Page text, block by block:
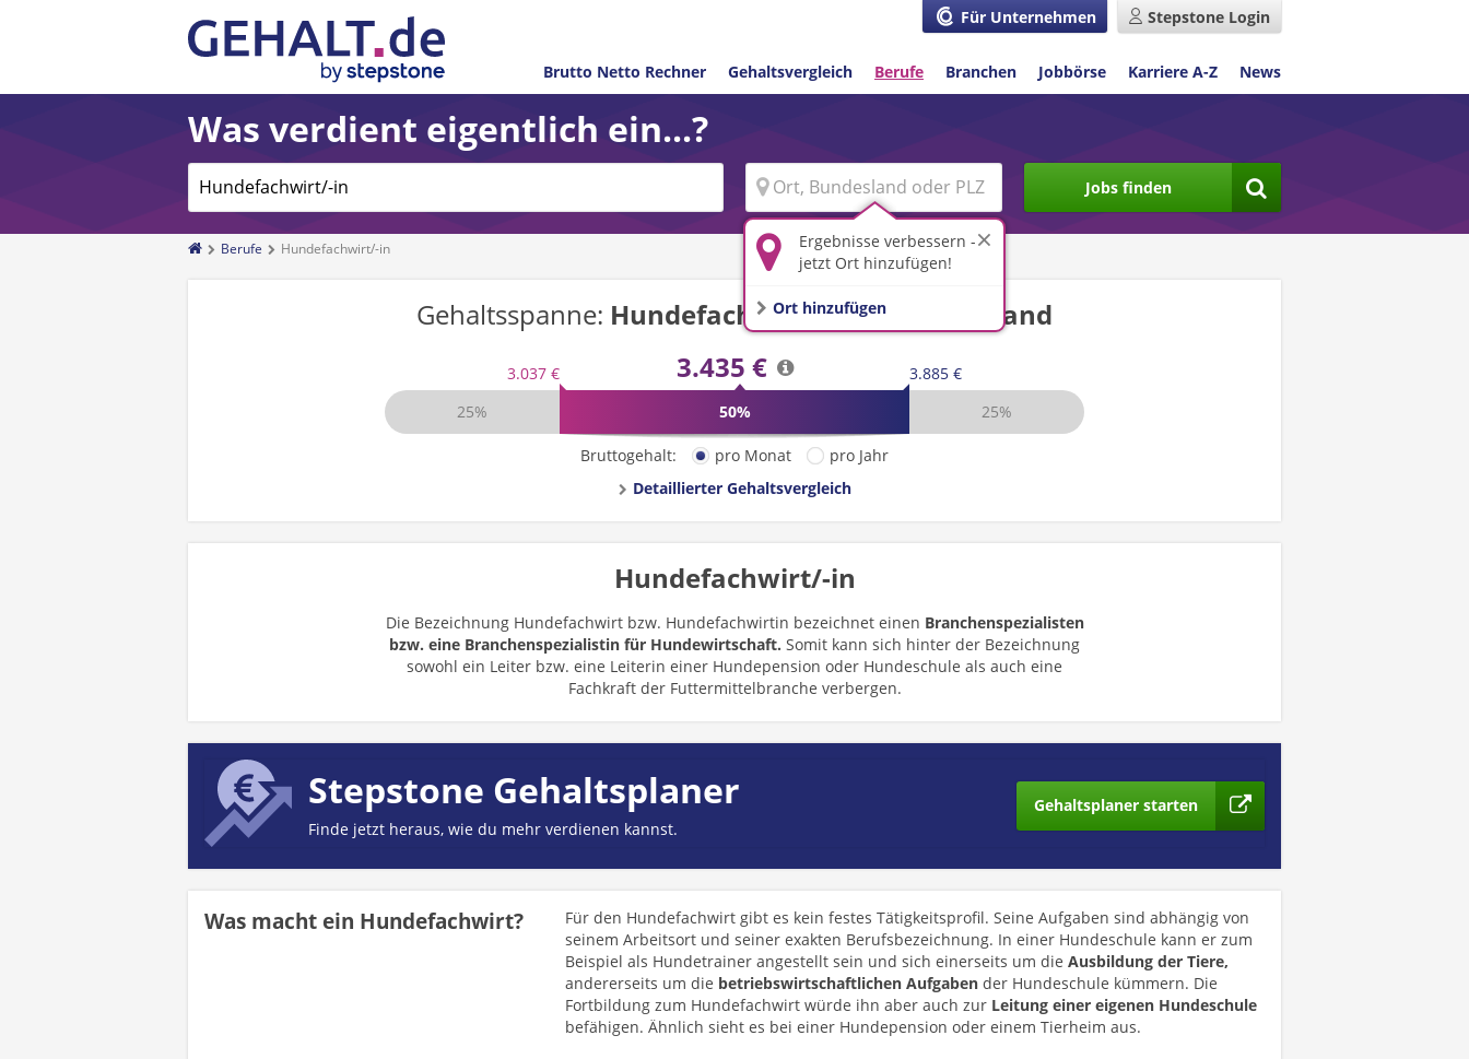
Für Unternehmen Stepstone Login
Brutto Netto Rechner Gehaltsvergleich Berufe Branchen Jobbörse Karriere A-Z News
Was verdient eigentlich ein...?
Ergebnisse verbessern -
jetzt Ort hinzufügen!
Ort hinzufügen
Jobs finden
Berufe Hundefachwirt/-in
Gehaltsspanne: Hundefachwirt/-inin Deutschland
3.037 € 3.435 €
3.885 €
25%
50% 25%
Bruttogehalt: pro Monat
pro Jahr
Detaillierter Gehaltsvergleich
Hundefachwirt/-in
Die Bezeichnung Hundefachwirt bzw. Hundefachwirtin bezeichnet einen Branchenspezialisten
bzw. eine Branchenspezialistin für Hundewirtschaft. Somit kann sich hinter der Bezeichnung
sowohl ein Leiter bzw. eine Leiterin einer Hundepension oder Hundeschule als auch eine
Fachkraft der Futtermittelbranche verbergen.
Stepstone Gehaltsplaner
Finde jetzt heraus, wie du mehr verdienen kannst.
Gehaltsplaner starten
Was macht ein Hundefachwirt?
Für den Hundefachwirt gibt es kein festes Tätigkeitsprofil. Seine Aufgaben sind abhängig von
seinem Arbeitsort und seiner exakten Berufsbezeichnung. In einer Hundeschule kann er zum
Beispiel als Hundetrainer angestellt sein und sich einerseits um die Ausbildung der Tiere,
andererseits um die betriebswirtschaftlichen Aufgaben der Hundeschule kümmern. Die
Fortbildung zum Hundefachwirt würde ihn aber auch zur Leitung einer eigenen Hundeschule
befähigen. Ähnlich sieht es bei einer Hundepension oder einem Tierheim aus.